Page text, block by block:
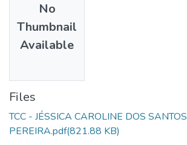
No
Thumbnail
Available
Files
TCC - JÉSSICA CAROLINE DOS SANTOS
PEREIRA.pdf(821.88 KB)